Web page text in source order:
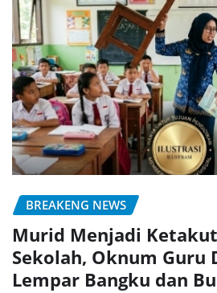
BREAKENG NEWS
Murid Menjadi
Sekolah, Oknum Guru
Lempar Bangku dan